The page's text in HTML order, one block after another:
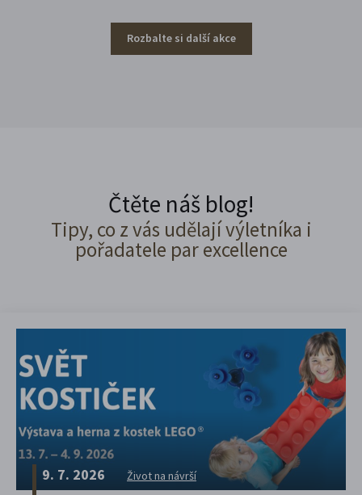
Rozbalte si další akce
Čtěte náš blog!
Tipy, co z vás udělají výletníka i
pořadatele par excellence
9. 7. 2026 Život na návrší